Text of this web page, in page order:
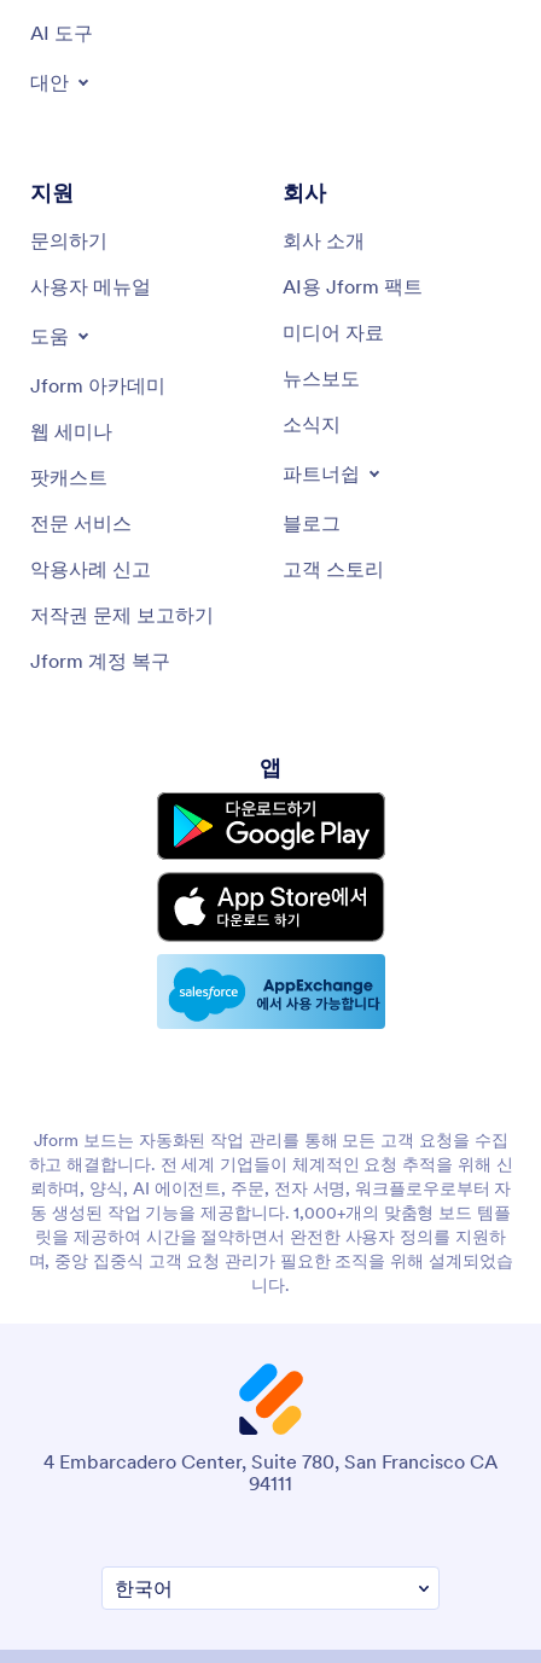
AI 도구
대안
지원
문의하기
사용자 메뉴얼
도움
Jform 아카데미
웹 세미나
팟캐스트
전문 서비스
악용사례 신고
저작권 문제 보고하기
Jform 계정 복구
회사
회사 소개
AI용 Jform 팩트
미디어 자료
뉴스보도
소식지
파트너쉽
블로그
고객 스토리
앱
Jform 보드는 자동화된 작업 관리를 통해 모든 고객 요청을 수집
하고 해결합니다. 전 세계 기업들이 체계적인 요청 추적을 위해 신
뢰하며, 양식, AI 에이전트, 주문, 전자 서명, 워크플로우로부터 자
동 생성된 작업 기능을 제공합니다. 1,000+개의 맞춤형 보드 템플
릿을 제공하여 시간을 절약하면서 완전한 사용자 정의를 지원하
며, 중앙 집중식 고객 요청 관리가 필요한 조직을 위해 설계되었습
니다.
4 Embarcadero Center, Suite 780, San Francisco CA
94111